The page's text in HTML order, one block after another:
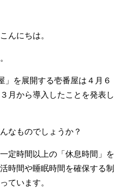
んにちは。
」を展開する壱番屋は４月６
月から導入したことを発表し
なものでしょうか？
定時間以上の「休息時間」を
時間や睡眠時間を確保する制
ています。